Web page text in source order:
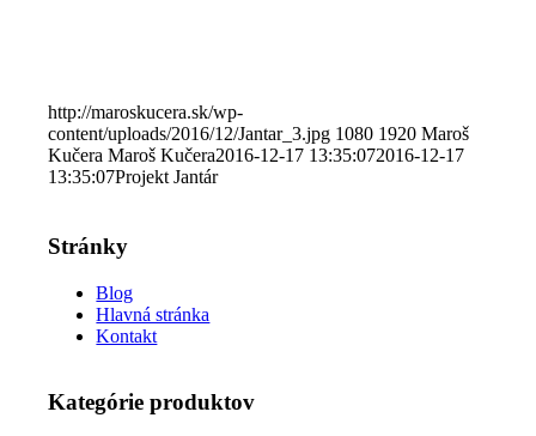
http://maroskucera.sk/wp-
content/uploads/2016/12/Jantar_3.jpg 1080 1920 Maroš
Kučera Maroš Kučera2016-12-17 13:35:072016-12-17
13:35:07Projekt Jantár
Stránky
Blog
Hlavná stránka
Kontakt
Kategórie produktov